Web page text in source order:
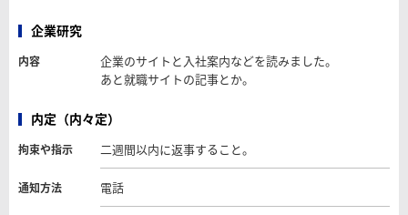
企業研究
内容
企業のサイトと入社案内などを読みました。
あと就職サイトの記事とか。
内定（内々定）
拘束や指示 二週間以内に返事すること。
通知方法 電話